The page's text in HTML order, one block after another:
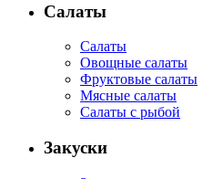
Салаты
Салаты
Овощные салаты
Фруктовые салаты
Мясные салаты
Салаты с рыбой
Закуски